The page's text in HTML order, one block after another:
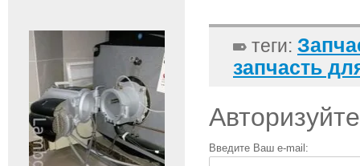
теги:
запчасть
Введите Ваш e-mail: